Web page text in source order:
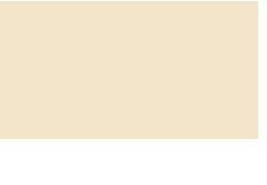
vuonna 2023